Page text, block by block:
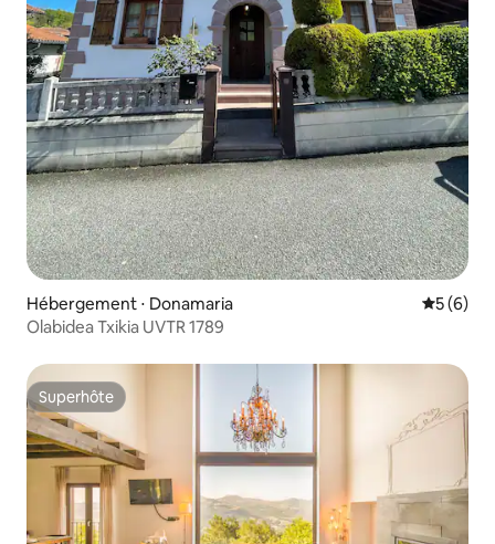
Hébergement ⋅ Donamaria
5 (6)
Olabidea Txikia UVTR 1789
Superhôte
Superhôte